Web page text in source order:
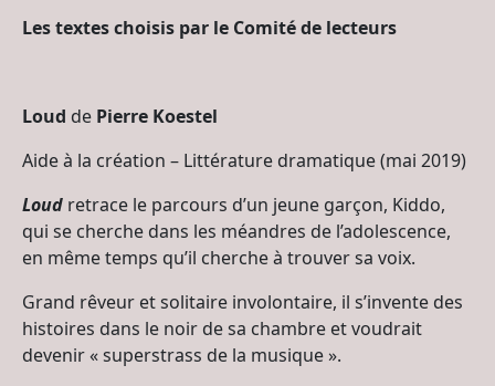
Les textes choisis par le Comité de lecteurs
Loud de Pierre Koestel
Aide à la création – Littérature dramatique (mai 2019)
Loud retrace le parcours d’un jeune garçon, Kiddo,
qui se cherche dans les méandres de l’adolescence,
en même temps qu’il cherche à trouver sa voix.
Grand rêveur et solitaire involontaire, il s’invente des
histoires dans le noir de sa chambre et voudrait
devenir « superstrass de la musique ».